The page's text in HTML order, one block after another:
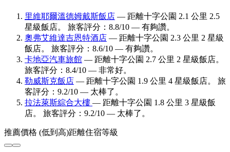
里維耶爾溫德姆戴斯飯店 — 距離十字公園 2.1 公里 2.5
星級飯店。 旅客評分：8.8/10 — 有夠讚。
奧弗艾維達吉恩特酒店 — 距離十字公園 2.3 公里 2 星級
飯店。 旅客評分：8.6/10 — 有夠讚。
卡地亞汽車旅館 — 距離十字公園 2.7 公里 2 星級飯店。
旅客評分：8.4/10 — 非常好。
勒威斯克飯店 — 距離十字公園 1.9 公里 4 星級飯店。 旅
客評分：9.2/10 — 太棒了。
拉法萊斯綜合大樓 — 距離十字公園 1.8 公里 3 星級飯
店。 旅客評分：9.2/10 — 太棒了。
推薦價格 (低到高)距離住宿等級